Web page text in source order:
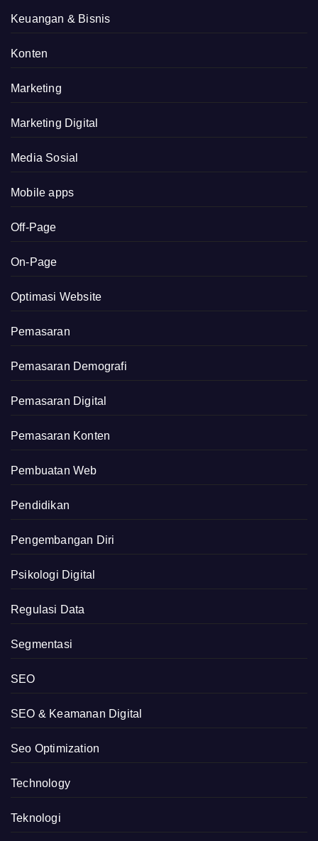
Keuangan & Bisnis
Konten
Marketing
Marketing Digital
Media Sosial
Mobile apps
Off-Page
On-Page
Optimasi Website
Pemasaran
Pemasaran Demografi
Pemasaran Digital
Pemasaran Konten
Pembuatan Web
Pendidikan
Pengembangan Diri
Psikologi Digital
Regulasi Data
Segmentasi
SEO
SEO & Keamanan Digital
Seo Optimization
Technology
Teknologi